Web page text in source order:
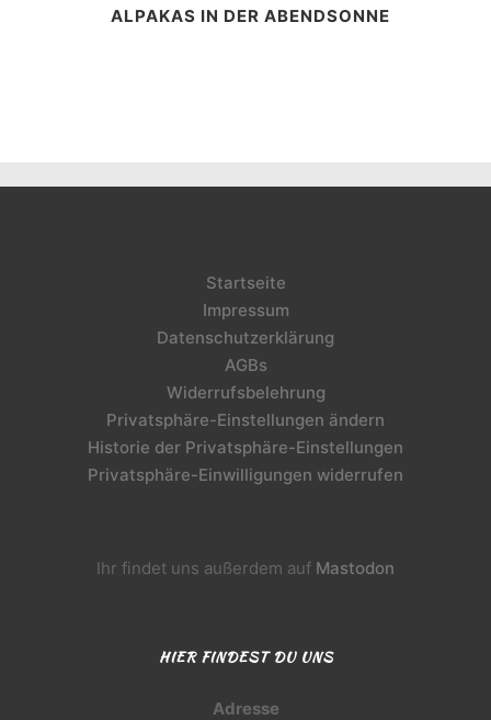
ALPAKAS IN DER ABENDSONNE
Startseite
Impressum
Datenschutzerklärung
AGBs
Widerrufsbelehrung
Privatsphäre-Einstellungen ändern
Historie der Privatsphäre-Einstellungen
Privatsphäre-Einwilligungen widerrufen
Ihr findet uns außerdem auf Mastodon
HIER FINDEST DU UNS
Adresse